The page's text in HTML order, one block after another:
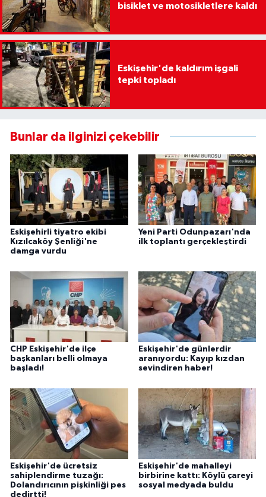
bisiklet ve motosikletlere kaldı
Eskişehir'de kaldırım işgali
tepki topladı
Bunlar da ilginizi çekebilir
Eskişehirli tiyatro ekibi
Kızılcaköy Şenliği'ne
damga vurdu
Yeni Parti Odunpazarı'nda
ilk toplantı gerçekleştirdi
CHP Eskişehir'de ilçe
başkanları belli olmaya
başladı!
Eskişehir'de günlerdir
aranıyordu: Kayıp kızdan
sevindiren haber!
Eskişehir'de ücretsiz
sahiplendirme tuzağı:
Dolandırıcının pişkinliği pes
dedirtti!
Eskişehir'de mahalleyi
birbirine kattı: Köylü çareyi
sosyal medyada buldu